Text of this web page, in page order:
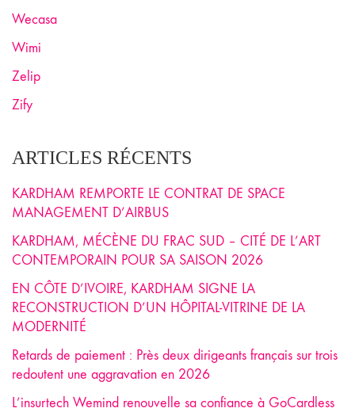
Wecasa
Wimi
Zelip
Zify
ARTICLES RÉCENTS
KARDHAM REMPORTE LE CONTRAT DE SPACE
MANAGEMENT D’AIRBUS
KARDHAM, MÉCÈNE DU FRAC SUD – CITÉ DE L’ART
CONTEMPORAIN POUR SA SAISON 2026
EN CÔTE D’IVOIRE, KARDHAM SIGNE LA
RECONSTRUCTION D’UN HÔPITAL-VITRINE DE LA
MODERNITÉ
Retards de paiement : Près deux dirigeants français sur trois
redoutent une aggravation en 2026
L’insurtech Wemind renouvelle sa confiance à GoCardless